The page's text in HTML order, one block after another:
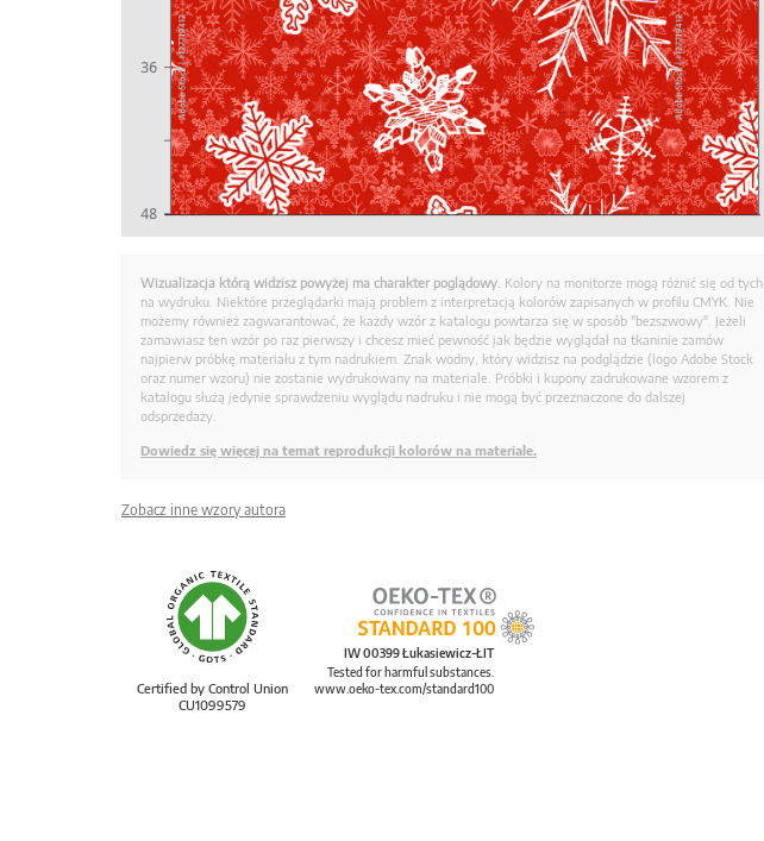
Wizualizacja którą widzisz powyżej ma charakter poglądowy. Kolory na monitorze mogą różnić się od tych
na wydruku. Niektóre przeglądarki mają problem z interpretacją kolorów zapisanych w profilu CMYK. Nie
możemy również zagwarantować, że każdy wzór z katalogu powtarza się w sposób "bezszwowy". Jeżeli
zamawiasz ten wzór po raz pierwszy i chcesz mieć pewność jak będzie wyglądał na tkaninie zamów
najpierw próbkę materiału z tym nadrukiem. Znak wodny, który widzisz na podglądzie (logo Adobe Stock
oraz numer wzoru) nie zostanie wydrukowany na materiale. Próbki i kupony zadrukowane wzorem z
katalogu służą jedynie sprawdzeniu wyglądu nadruku i nie mogą być przeznaczone do dalszej
odsprzedaży.
Dowiedz się więcej na temat reprodukcji kolorów na materiale.
Zobacz inne wzory autora
Certified by Control Union
CU1099579
IW 00399 Łukasiewicz-ŁIT
Tested for harmful substances.
www.oeko-tex.com/standard100